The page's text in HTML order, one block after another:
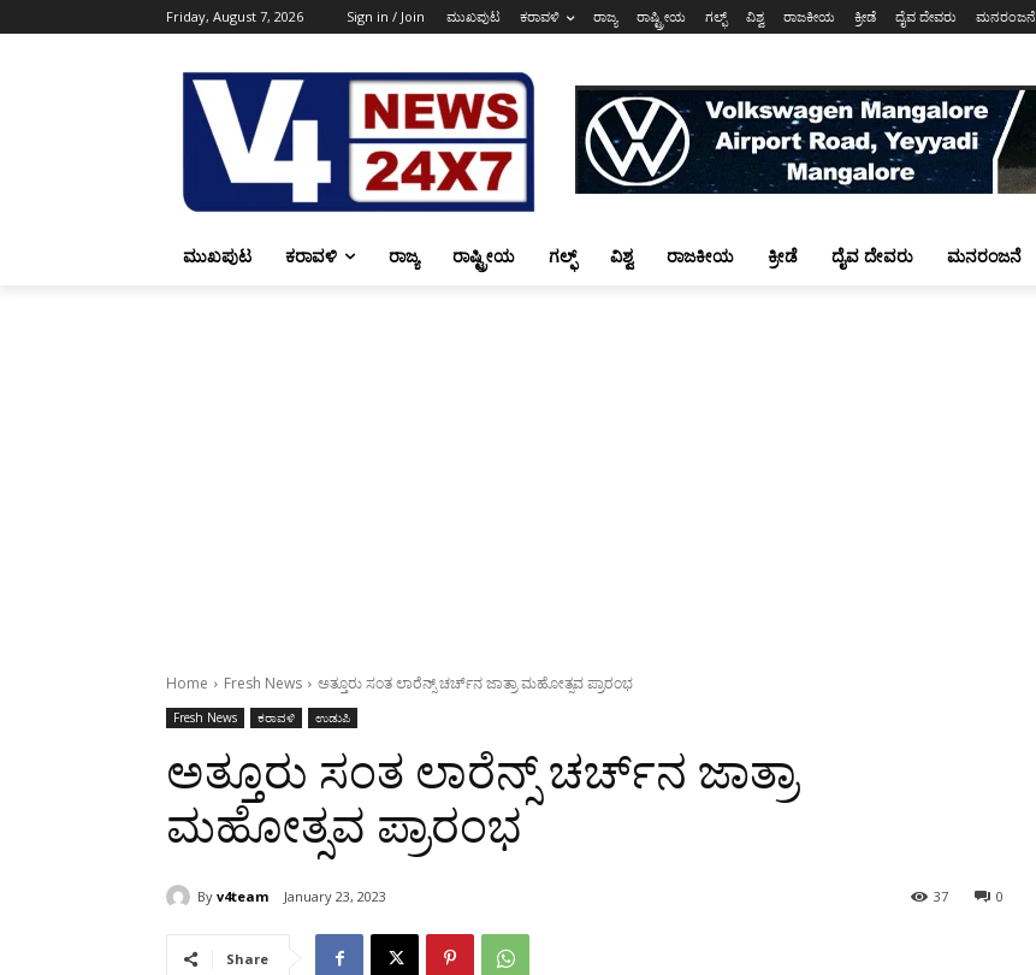
Friday, August 7, 2026 Sign in / Join ಮುಖಪುಟ ಕರಾವಳಿ ರಾಜ್ಯ ರಾಷ್ಟ್ರೀಯ ಗಲ್ಫ್ ವಿಶ್ವ ರಾಜಕೀಯ ಕ್ರೀಡೆ ದೈವ ದೇವರು ಮನರಂಜನೆ
ಮುಖಪುಟ ಕರಾವಳಿ ರಾಜ್ಯ ರಾಷ್ಟ್ರೀಯ ಗಲ್ಫ್ ವಿಶ್ವ ರಾಜಕೀಯ ಕ್ರೀಡೆ ದೈವ ದೇವರು ಮನರಂಜನೆ
Home Fresh News ಅತ್ತೂರು ಸಂತ ಲಾರೆನ್ಸ್ ಚರ್ಚ್‍ನ ಜಾತ್ರಾ ಮಹೋತ್ಸವ ಪ್ರಾರಂಭ
Fresh News ಕರಾವಳಿ ಉಡುಪಿ
ಅತ್ತೂರು ಸಂತ ಲಾರೆನ್ಸ್ ಚರ್ಚ್‍ನ ಜಾತ್ರಾ
ಮಹೋತ್ಸವ ಪ್ರಾರಂಭ
By v4team January 23, 2023 0
37
Share